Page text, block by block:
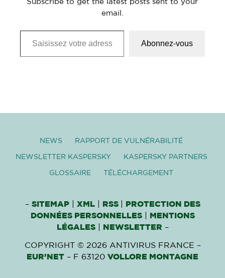
Subscribe to get the latest posts sent to your
email.
Saisissez votre adresse e-mail…
Abonnez-vous
NEWS RAPPORT DE VULNÉRABILITÉ
NEWSLETTER KASPERSKY KASPERSKY PARTNERS
GLOSSAIRE TÉLÉCHARGEMENT
– SITEMAP| XML| RSS
PROTECTION DES
DONNÉES PERSONNELLES|
MENTIONS
LÉGALES| NEWSLETTER –
COPYRIGHT © 2026 ANTIVIRUS FRANCE –
EUR’NET – F 63120 VOLLORE MONTAGNE